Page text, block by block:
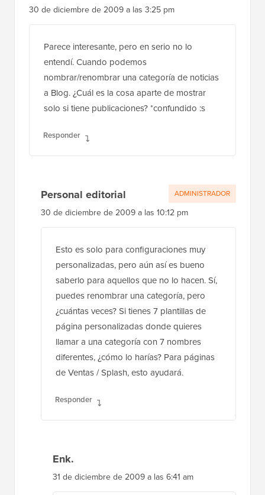
30 de diciembre de 2009 a las 3:25 pm
Parece interesante, pero en serio no lo
entendí. Cuando podemos
nombrar/renombrar una categoría de noticias
a Blog. ¿Cuál es la cosa aparte de mostrar
solo si tiene publicaciones? *confundido :s
Responder
Personal editorial
30 de diciembre de 2009 a las 10:12 pm
Esto es solo para configuraciones muy
personalizadas, pero aún así es bueno
saberlo para aquellos que no lo hacen. Sí,
puedes renombrar una categoría, pero
¿cuántas veces? Si tienes 7 plantillas de
página personalizadas donde quieres
llamar a una categoría con 7 nombres
diferentes, ¿cómo lo harías? Para páginas
de Ventas / Splash, esto ayudará.
Responder
ADMINISTRADOR
Enk.
31 de diciembre de 2009 a las 6:41 am